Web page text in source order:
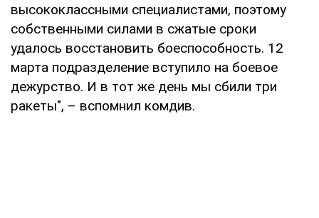
высококлассными специалистами, поэтому
собственными силами в сжатые сроки
удалось восстановить боеспособность. 12
марта подразделение вступило на боевое
дежурство. И в тот же день мы сбили три
ракеты", – вспомнил комдив.